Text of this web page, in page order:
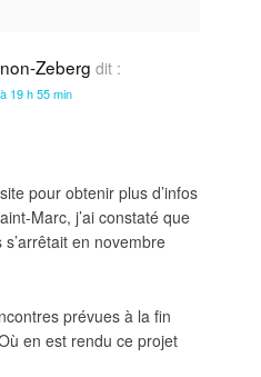
Zeberg dit :
19 h 55 min
pour obtenir plus d’infos
Marc, j’ai constaté que
en novembre
prévues à la fin
en est rendu ce projet